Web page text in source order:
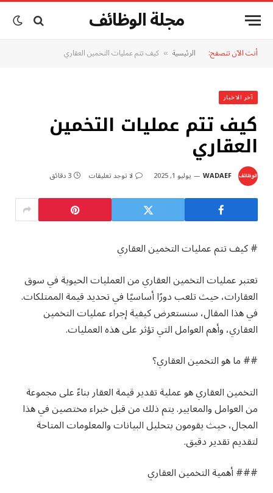
مجلة الوظائف
أنت الآن تتصفح: الرئيسية » كيف تتم عمليات التخمين العقاري
آخر الاخبار
كيف تتم عمليات التخمين
العقاري
WADAEF يوليو 1, 2025 لا توجد تعليقات 3 دقائق
# كيف تتم عمليات التخمين العقاري
تعتبر عمليات التخمين العقاري من العمليات الحيوية في سوق
العقارات، حيث تلعب دورًا أساسيًا في تحديد قيمة الممتلكات.
في هذا المقال، سنستعرض كيفية إجراء عمليات التخمين
العقاري، وأهم العوامل التي تؤثر على هذه العمليات.
## ما هو التخمين العقاري؟
التخمين العقاري هو عملية تقدير قيمة العقار بناءً على مجموعة
من العوامل والمعايير. يتم ذلك من قبل خبراء مختصين في هذا
المجال، حيث يقومون بتحليل البيانات والمعلومات المتاحة
لتقديم تقدير دقيق.
### أهمية التخمين العقاري